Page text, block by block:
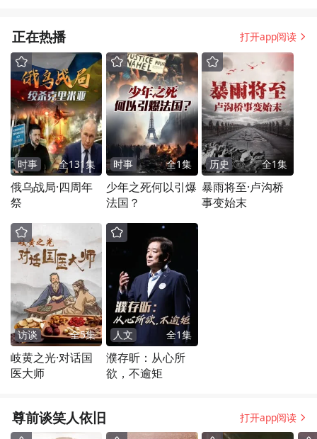
正在热播 打开app阅读
时事 全131集
俄乌战局·四周年
祭
时事 全1集
少年之死何以引爆
法国？
历史 全1集
暴雨将至·卢沟桥
事变始末
访谈 全5集
岐黄之光·对话国
医大师
人文 全1集
濮存昕：从心所
欲，不逾矩
尊前谈笑人依旧 打开app阅读